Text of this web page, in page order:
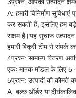
3प्रश्न: आपकी उत्पादन
A: हमारी विनिर्माण
कर सकती हैं, इसलिए हम बड़े
सक्षम हैं।यह सुचारू
हमारी बिक्री टीम से संपर्क
4प्रश्न: सामान्य वितरण
एकः मानक मॉडल के लिए 5
5प्रश्न: उत्पादों की कीमतें
A: बल्क ऑर्डर या